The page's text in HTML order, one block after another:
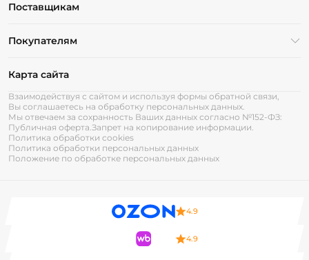
Поставщикам
Покупателям
Карта сайта
Взаимодействуя с сайтом и используя формы обратной связи,
Вы соглашаетесь на обработку персональных данных.
Мы отвечаем за сохранность Ваших данных согласно №152-ФЗ:
Публичная оферта.Запрет на копирование информации.
Политика обработки cookies
Политика обработки персональных данных
Положение по обработке персональных данных
4.9
4.9